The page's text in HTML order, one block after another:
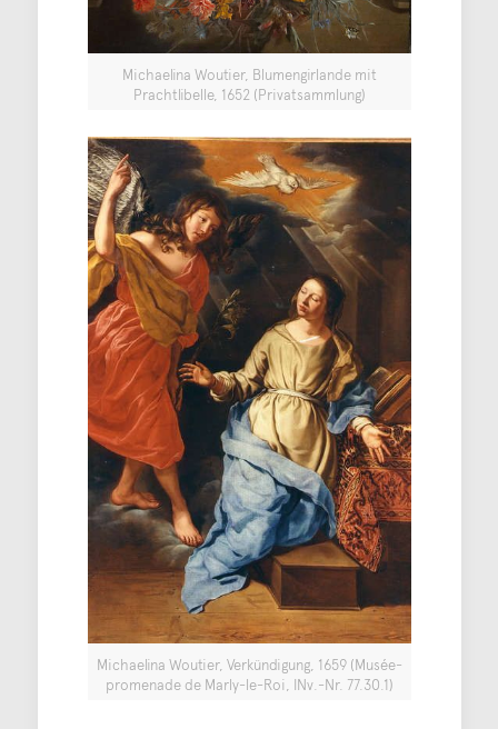
Michaelina Woutier, Blumengirlande mit
Prachtlibelle, 1652 (Privatsammlung)
Michaelina Woutier, Verkündigung, 1659 (Musée-
promenade de Marly-le-Roi, INv.-Nr. 77.30.1)